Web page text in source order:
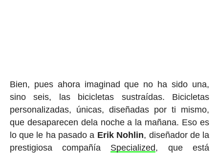
Bien, pues ahora imaginad que no ha sido una,
sino seis, las bicicletas sustraídas. Bicicletas
personalizadas, únicas, diseñadas por ti mismo,
que desaparecen dela noche a la mañana. Eso es
lo que le ha pasado a Erik Nohlin, diseñador de la
prestigiosa compañía Specialized, que está